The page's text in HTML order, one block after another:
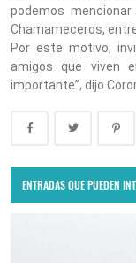
podemos
Chamameceros,
Por este motivo,
amigos que viven
importante”, dijo
ENTRADAS QUE PUEDEN